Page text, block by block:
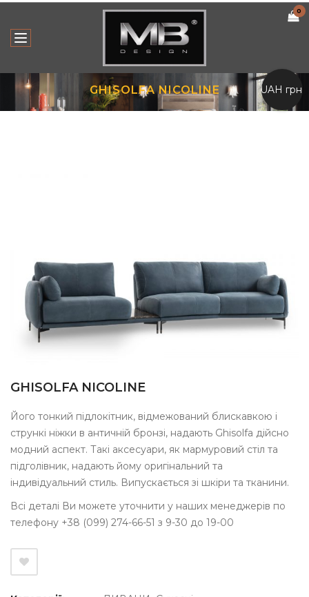
0
GHISOLFA NICOLINE
GHISOLFA NICOLINE
Його тонкий підлокітник, відмежований блискавкою і
стрункі ніжки в античній бронзі, надають Ghisolfa дійсно
модний аспект. Такі аксесуари, як мармуровий стіл та
підголівник, надають йому оригінальний та
індивідуальний стиль. Випускається зі шкіри та тканини.
Всі деталі Ви можете уточнити у наших менеджерів по
телефону +38 (099) 274-66-51 з 9-30 до 19-00
UAH грн.